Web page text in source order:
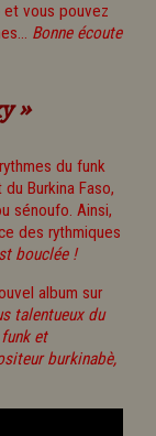
et vous pouvez
Bonne écoute
»
du funk
Burkina Faso,
sénoufo. Ainsi,
des rythmiques
bouclée !
album sur
talentueux du
et
burkinabè,